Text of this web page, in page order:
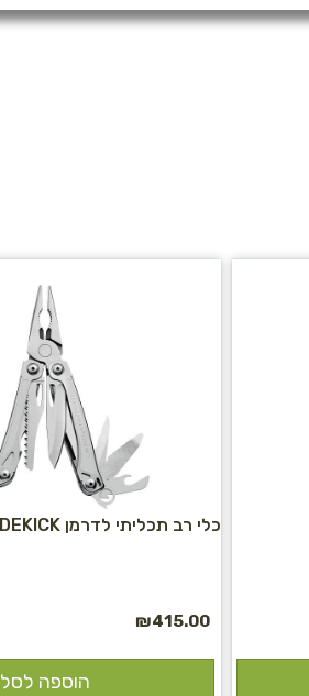
כלי רב תכליתי לדרמן SIDEKICK
₪415.00
הוספה לסל